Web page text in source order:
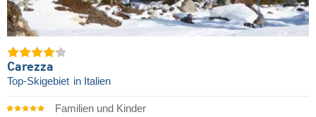
Carezza
Top-Skigebiet in Italien
Familien und Kinder